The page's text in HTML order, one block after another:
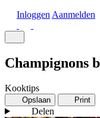
Inloggen Aanmelden
Champignons
Kooktips
Opslaan Print
Delen